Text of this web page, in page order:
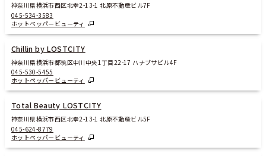
神奈川県横浜市西区北幸2-13-1 北原不動産ビル7F
045-534-3583
ホットペッパービューティ
Chillin by LOSTCITY
神奈川県横浜市都筑区中川中央1丁目22-17 ハナブサビル4F
045-530-5455
ホットペッパービューティ
Total Beauty LOSTCITY
神奈川県横浜市西区北幸2-13-1 北原不動産ビル5F
045-624-8779
ホットペッパービューティ